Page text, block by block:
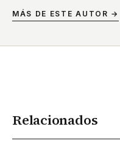
MÁS DE ESTE AUTOR →
Relacionados